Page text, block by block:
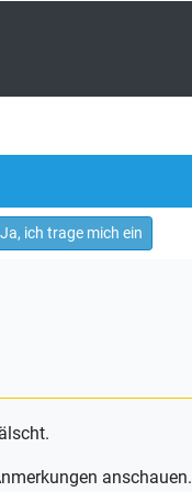
Ja, ich trage mich ein
anschauen.